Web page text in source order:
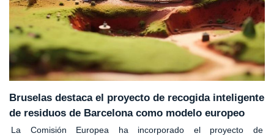
Bruselas destaca el proyecto de recogida inteligente
de residuos de Barcelona como modelo europeo
La Comisión Europea ha incorporado el proyecto de